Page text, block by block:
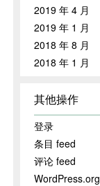
2019 年 4 月
2019 年 1 月
2018 年 8 月
2018 年 1 月
其他操作
登录
条目 feed
评论 feed
WordPress.org